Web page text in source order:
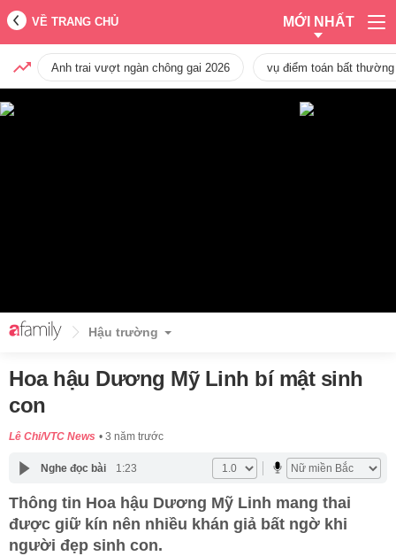
VỀ TRANG CHỦ MỚI NHẤT
Anh trai vượt ngàn chông gai 2026 vụ điểm toán bất
Hậu trường
Hoa hậu Dương Mỹ Linh bí mật sinh
con
Lê Chi/VTC News 3 năm trước
Nghe đọc bài 1:23
Thông tin Hoa hậu Dương Mỹ Linh mang thai
được giữ kín nên nhiều khán giả bất ngờ khi
người đẹp sinh con.